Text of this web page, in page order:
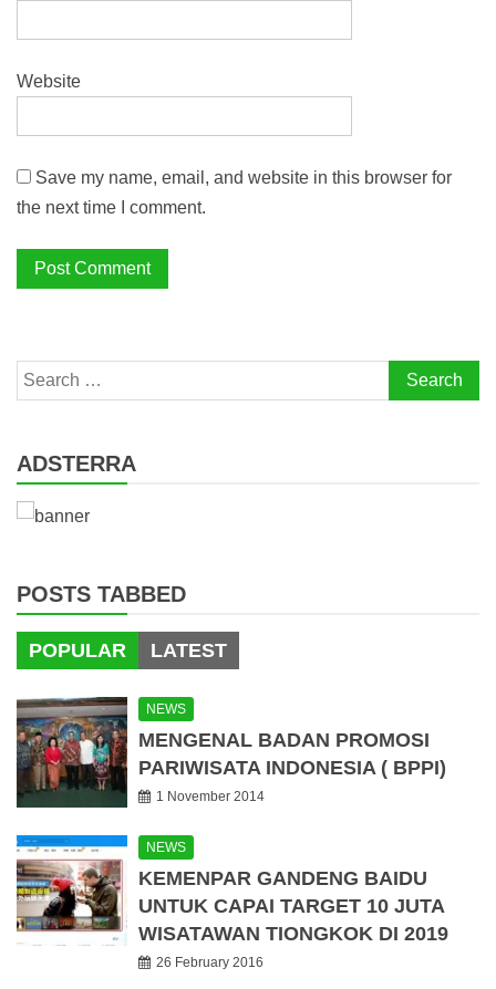
Website
Save my name, email, and website in this browser for
the next time I comment.
Search
for:
ADSTERRA
POSTS TABBED
POPULAR LATEST
NEWS
MENGENAL BADAN PROMOSI
PARIWISATA INDONESIA ( BPPI)
1 November 2014
NEWS
KEMENPAR GANDENG BAIDU
UNTUK CAPAI TARGET 10 JUTA
WISATAWAN TIONGKOK DI 2019
26 February 2016